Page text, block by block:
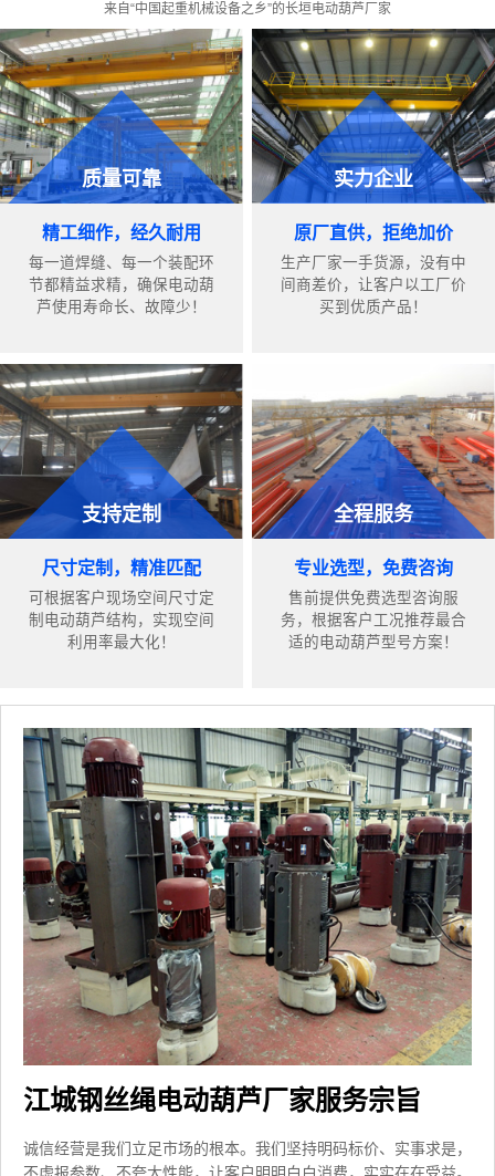
来自“中国起重机械设备之乡”的长垣电动葫芦厂家
质量可靠
精工细作，经久耐用
每一道焊缝、每一个装配环
节都精益求精，确保电动葫
芦使用寿命长、故障少！
实力企业
原厂直供，拒绝加价
生产厂家一手货源，没有中
间商差价，让客户以工厂价
买到优质产品！
支持定制
尺寸定制，精准匹配
可根据客户现场空间尺寸定
制电动葫芦结构，实现空间
利用率最大化！
全程服务
专业选型，免费咨询
售前提供免费选型咨询服
务，根据客户工况推荐最合
适的电动葫芦型号方案！
江城钢丝绳电动葫芦厂家服务宗旨
诚信经营是我们立足市场的根本。我们坚持明码标价、实事求是，
不虚报参数、不夸大性能，让客户明明白白消费，实实在在受益。